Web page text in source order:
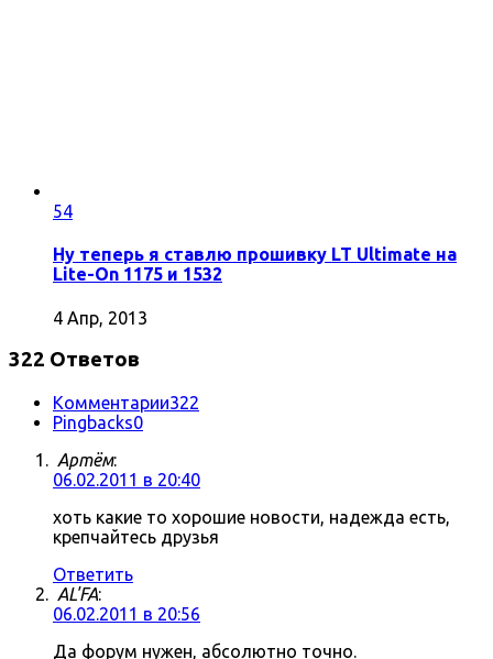
54
Ну теперь я ставлю прошивку LT Ultimate на
Lite-On 1175 и 1532
4 Апр, 2013
322 Ответов
Комментарии322
Pingbacks0
Артём:
06.02.2011 в 20:40
хоть какие то хорошие новости, надежда есть,
крепчайтесь друзья
Ответить
AL'FA:
06.02.2011 в 20:56
Да форум нужен, абсолютно точно.